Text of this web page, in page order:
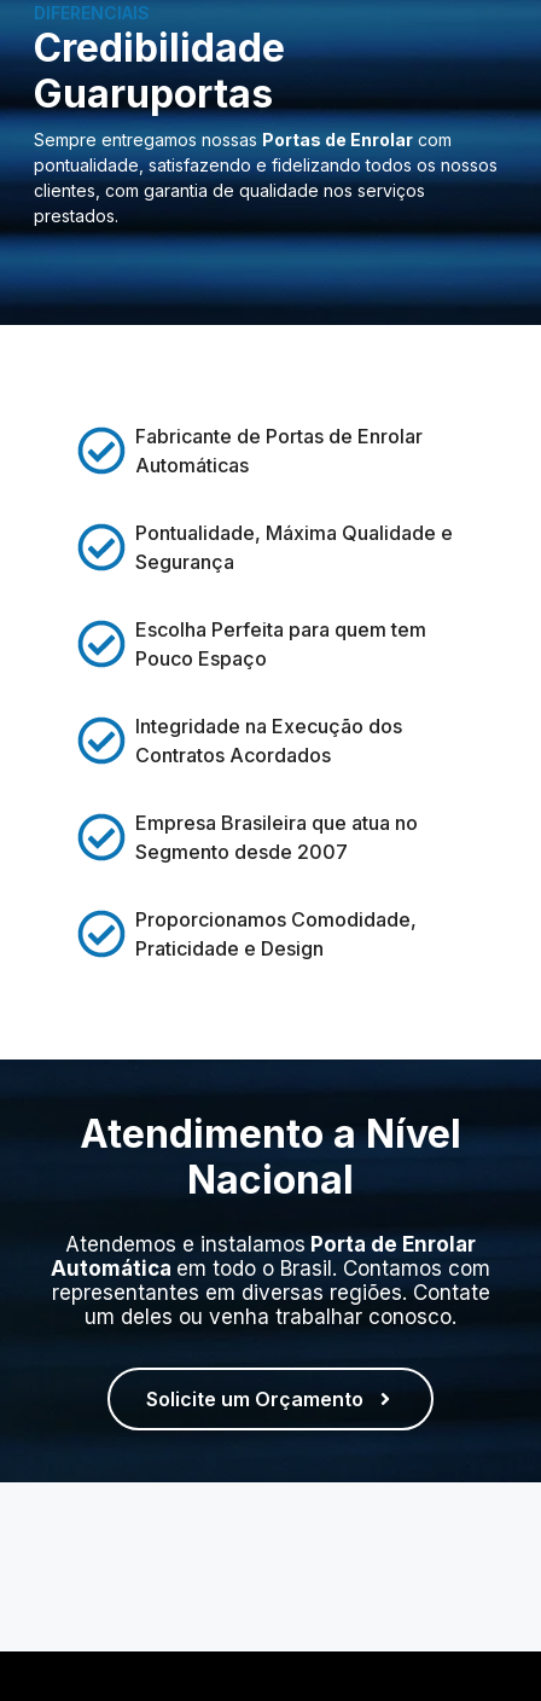
DIFERENCIAIS
Credibilidade
Guaruportas
Sempre entregamos nossas Portas de Enrolar com
pontualidade, satisfazendo e fidelizando todos os nossos
clientes, com garantia de qualidade nos serviços
prestados.
Fabricante de Portas de Enrolar
Automáticas
Pontualidade, Máxima Qualidade e
Segurança
Escolha Perfeita para quem tem
Pouco Espaço
Integridade na Execução dos
Contratos Acordados
Empresa Brasileira que atua no
Segmento desde 2007
Proporcionamos Comodidade,
Praticidade e Design
Atendimento a Nível
Nacional
Atendemos e instalamos Porta de Enrolar
Automática em todo o Brasil. Contamos com
representantes em diversas regiões. Contate
um deles ou venha trabalhar conosco.
Solicite um Orçamento